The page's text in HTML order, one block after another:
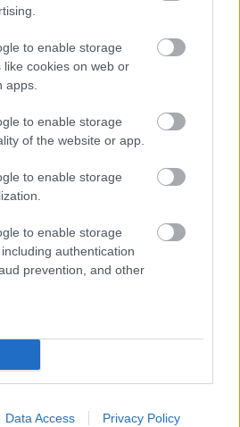
to enable storage
like cookies on web or
apps.
to enable storage
of the website or app.
to enable storage
to enable storage
authentication
prevention, and other
Data Access Privacy Policy